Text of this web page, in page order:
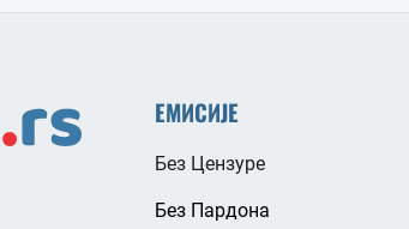
ЕМИСИЈЕ
Без Цензуре
Без Пардона